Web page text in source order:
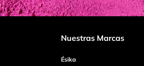
Tu nombre
Nuestras Marcas
Ésika